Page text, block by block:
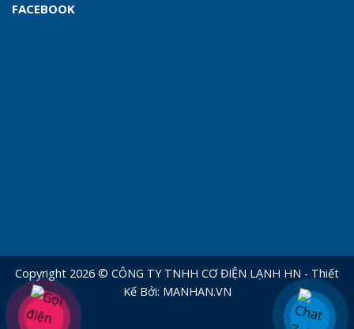
FACEBOOK
Copyright 2026 © CÔNG TY TNHH CƠ ĐIỆN LẠNH HN - Thiết
Kế Bởi: MANHAN.VN